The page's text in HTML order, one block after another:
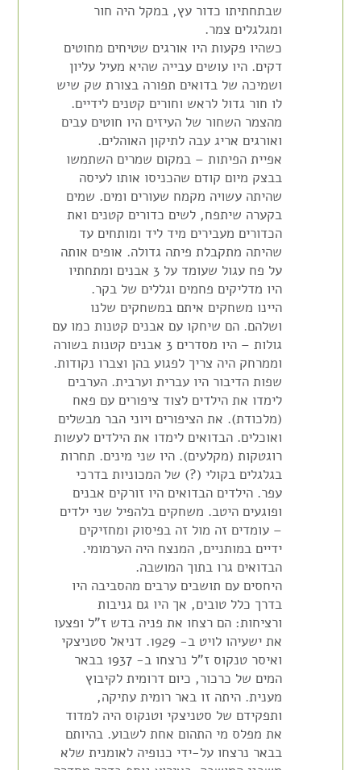
שבתחתיתו כדור עץ, במקל היה חור
ומגלגלים צמר.
כשהיו פקעות היו אורגים שטיחים מחוטים
דקים. היו עושים עבייה שהיא מעיל עליון
ושמיכה של בדואים תפורה בצורת שק שיש
לו חור גדול לראש וחורים קטנים לידיים.
מהצמר השחור של העיזים היו חוטים עבים
ואורגים אריג עבה לתיקון האוהלים.
אפיית הפיתות – במקום שמרים השתמשו
בבצק מיום קודם שהכניסו אותו לעיסה
שהיתה עשויה מקמח שעורים ומים. שמים
בקערה שיתפח, לשים כדורים קטנים ואת
הכדורים מעבירים מיד ליד ומותחים עד
שהיתה מתקבלת פיתה גדולה. אופים אותה
על פח עגול שעומד על 3 אבנים ומתחתיו
היו מדליקים פחמים וגללים של בקר.
היינו משחקים איתם במשחקים שלנו
ושלהם. הם שיחקו עם אבנים קטנות כמו עם
גולות – היו מסדרים 3 אבנים קטנות בשורה
וממרחק היה צריך לפגוע בהן וצברו נקודות.
שפות הדיבור היו עברית וערבית. הערבים
לימדו את הילדים לצוד ציפורים עם פאח
(מלכודת). את הציפורים ויוני הבר מבשלים
ואוכלים. הבדואים לימדו את הילדים לעשות
רוגטקות (מקלעים). היו שני מינים. תחרות
בגלגלים בקולי (?) של המכוניות בדרכי
עפר. הילדים הבדואים היו זורקים אבנים
ופוגעים היטב. משחקים בלהפיל שני ילדים
– עומדים זה מול זה בפיסוק ומחזיקים
ידיים במותניים, המנצח היה הערמומי.
הבדואים גרו בתוך המושבה.
היחסים עם תושבים ערבים מהסביבה היו
בדרך כלל טובים, אך היו גם גניבות
ורציחות: הם רצחו את פניה בדש ז"ל ופצעו
את ישעיהו לויט ב- 1929. דניאל סטניצקי
ואיסר טנקוס ז"ל נרצחו ב- 1937 בבאר
המים של כרכור, כיום דרומית לקיבוץ
מענית. היתה זו באר רומית עתיקה,
ותפקידם של סטניצקי וטנקוס היה למדוד
את מפלס מי התהום אחת לשבוע. בהיותם
בבאר נרצחו על-ידי כנופיה לאומנית שלא